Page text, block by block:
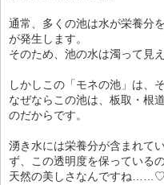
通常、多くの池は水が栄養分
が発生します。
そのため、池の水は濁って見
しかしこの「モネの池」は、
なぜならこの池は、板取・根
のだからです。
湧き水には栄養分が含まれて
ず、この透明度を保っているの
天然の美しさなんですね……♡